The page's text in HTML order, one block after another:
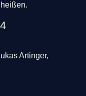
Artinger,